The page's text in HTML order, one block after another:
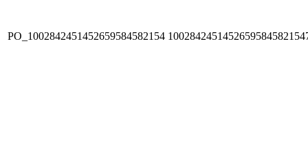
PO_1002842451452659584582154